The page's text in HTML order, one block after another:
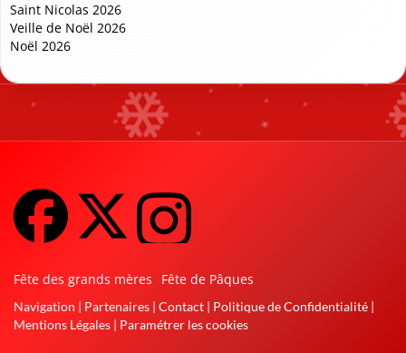
Saint Nicolas 2026
Veille de Noël 2026
Noël 2026
Fête des grands mères Fête de Pâques
Navigation | Partenaires | Contact | Politique de Confidentialité |
Mentions Légales | Paramétrer les cookies